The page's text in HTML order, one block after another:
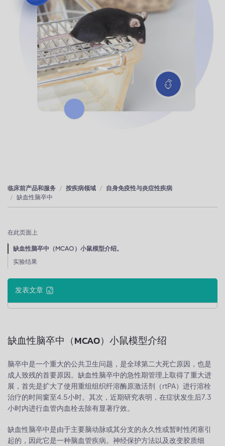
临床前产品和服务 按疾病领域
自身免疫性与炎症性疾病
缺血性脑卒中
在此页面上
缺血性脑卒中（MCAO）小鼠模型介绍。
实验结果
发表文章
缺血性脑卒中（MCAO）小鼠模型介绍
脑卒中是一个重大的公共卫生问题，是全球第二大死亡原因，也是
成人致残的首要原因。缺血性脑卒中的急性期管理上取得了重大进
展，首先是扩大了使用重组组织纤溶酶原激活剂（rtPA）进行溶栓
治疗的时间窗至4.5小时。其次，近期研究表明，在症状发生后7.3
小时内进行血管内血栓去除有显著疗效。
缺血性脑卒中是由于主要脑动脉或其分支的永久性或暂时性闭塞引
起的，因此它是一种脑血管疾病。神经保护方法以及改变胶质细